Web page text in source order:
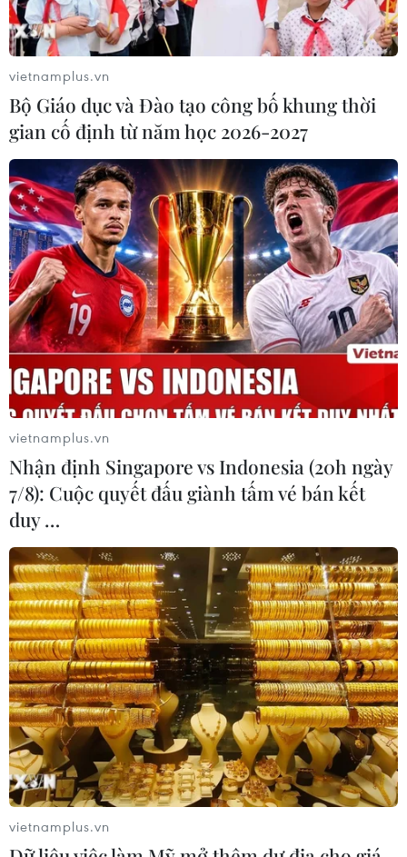
TIN CÙNG CHUYÊN MỤC
Vẻ đẹp lãng mạn của đồi
vietnamplus.vn
Bộ Giáo dục và Đào tạo công bố khung thời
gian cố định từ năm học 2026-2027
vietnamplus.vn
Nhận định Singapore vs Indonesia (20h ngày
7/8): Cuộc quyết đấu giành tấm vé bán kết
duy …
vietnamplus.vn